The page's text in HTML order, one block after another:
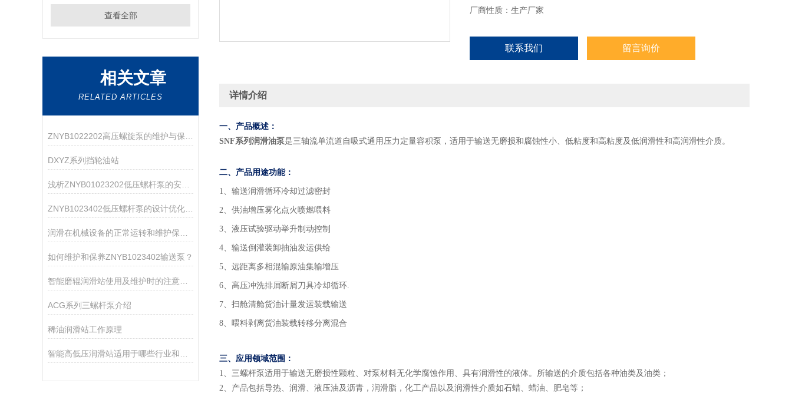
查看全部
相关文章
RELATED ARTICLES
DXYZ系列挡轮油站
浅析ZNYB01023202低压螺杆泵的安装注意事项
ZNYB1023402低压螺杆泵的设计优化与改进
如何维护和保养ZNYB1023402输送泵？
智能磨辊润滑站使用及维护时的注意事项介绍
ACG系列三螺杆泵介绍
稀油润滑站工作原理
厂商性质：生产厂家
联系我们 留言询价
详情介绍
一、产品概述：
SNF系列润滑油泵是三轴流单流道自吸式通用压力定量容积泵，适用于输送无磨损和腐蚀性小、低粘度和高粘度及低润滑性和高润滑性介质。
二、产品用途功能：
1、输送润滑循环冷却过滤密封
2、供油增压雾化点火喷燃喂料
3、液压试验驱动举升制动控制
4、输送倒灌装卸抽油发运供给
5、远距离多相混输原油集输增压
6、高压冲洗排屑断屑刀具冷却循环.
7、扫舱清舱货油计量发运装载输送
8、喂料剥离货油装载转移分离混合
三、应用领域范围 ：
1、 三螺杆泵适用于输送无磨损性颗粒、对泵材料无化学腐蚀作用、具有润滑性的液体。所输送的介质包括各种油类及油类；
2、 产品包括导热、润滑、液压油及沥青，润滑脂，化工产品以及润滑性介质如石蜡、蜡油、肥皂等；